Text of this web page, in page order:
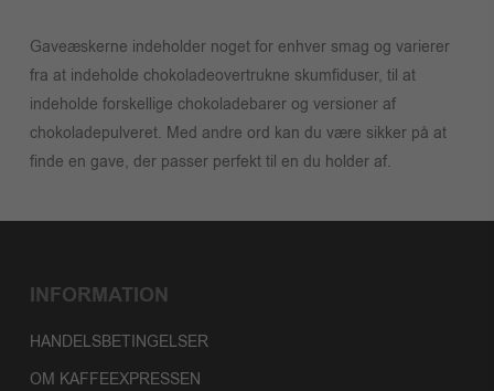
Gaveæskerne indeholder noget for enhver smag og varierer
fra at indeholde chokoladeovertrukne skumfiduser, til at
indeholde forskellige chokoladebarer og versioner af
chokoladepulveret. Med andre ord kan du være sikker på at
finde en gave, der passer perfekt til en du holder af.
INFORMATION
HANDELSBETINGELSER
OM KAFFEEXPRESSEN